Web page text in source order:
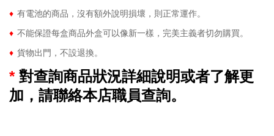
♦ 有電池的商品，沒有額外說明損壞，則正常運作。
♦ 不能保證每盒商品外盒可以像新一樣，完美主義者切勿購買。
♦ 貨物出門，不設退換。
* 對查詢商品狀況詳細說明或者了解更
加，請聯絡本店職員查詢。